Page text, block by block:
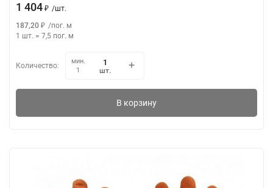
1 404 ₽ /шт.
187,20 ₽ /пог. м
1 шт. = 7,5 пог. м
Количество:
мин.
1
шт.
В корзину